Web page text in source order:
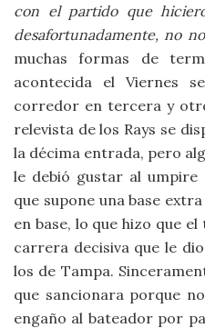
con el partido que
desafortunadamente, no
muchas formas de
acontecida el Viernes
corredor en tercera y
relevista de los Rays se
la décima entrada, pero
le debió gustar al umpire
que supone una base
en base, lo que hizo que
carrera decisiva que le
los de Tampa.
que sancionara porque
engaño al bateador por